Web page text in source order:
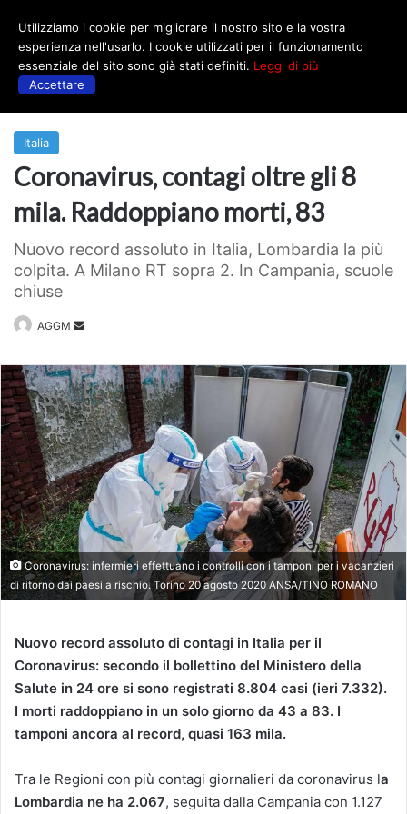
Italia
Coronavirus, contagi oltre gli 8
mila. Raddoppiano morti, 83
Nuovo record assoluto in Italia, Lombardia la più
colpita. A Milano RT sopra 2. In Campania, scuole
chiuse
AGGM
Invia
Coronavirus: infermieri effettuano i controlli con i tamponi per i vacanzieri
di ritorno dai paesi a rischio. Torino 20 agosto 2020 ANSA/TINO ROMANO
Nuovo record assoluto di contagi in Italia per il
Coronavirus: secondo il bollettino del Ministero della
Salute in 24 ore si sono registrati 8.804 casi (ieri 7.332).
I morti raddoppiano in un solo giorno da 43 a 83. I
tamponi ancora al record, quasi 163 mila.
Tra le Regioni con più contagi giornalieri da coronavirus la
Lombardia ne ha 2.067, seguita dalla Campania con 1.127
Utilizziamo i cookie per migliorare il nostro sito e la vostra
esperienza nell'usarlo. I cookie utilizzati per il funzionamento
essenziale del sito sono già stati definiti. Leggi di più
Accettare